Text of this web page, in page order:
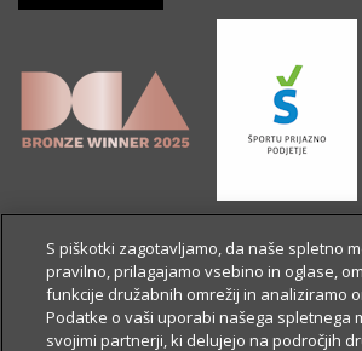
S piškotki zagotavljamo, da naše spletno
pravilno, prilagajamo vsebino in oglase,
funkcije družabnih omrežij in analiziramo
Podatke o vaši uporabi našega spletnega
svojimi partnerji, ki delujejo na področjih